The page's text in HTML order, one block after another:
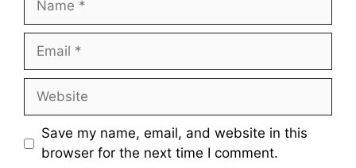
Email
Website
Save my name, email, and website in this
browser for the next time I comment.